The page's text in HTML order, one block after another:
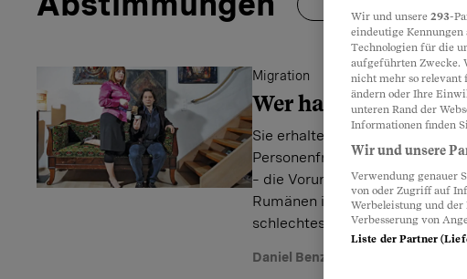
Migration
Wer hat Angst vor
Sie erhalten in der Debatte um
Personenfreizügigkeit das
– die Vorurteile werden
Rumänen in der Schweiz
schlechtes Image.
Daniel Benz
Wir und unsere 293-
eindeutige
Technologien für die
aufgeführten Zwecke.
nicht mehr so relevant
ändern oder Ihre
unteren Rand der
Informationen finden
Wir und unsere
Verwendung genauer
von oder Zugriff auf
Werbeleistung und
Verbesserung von
Liste der Partner